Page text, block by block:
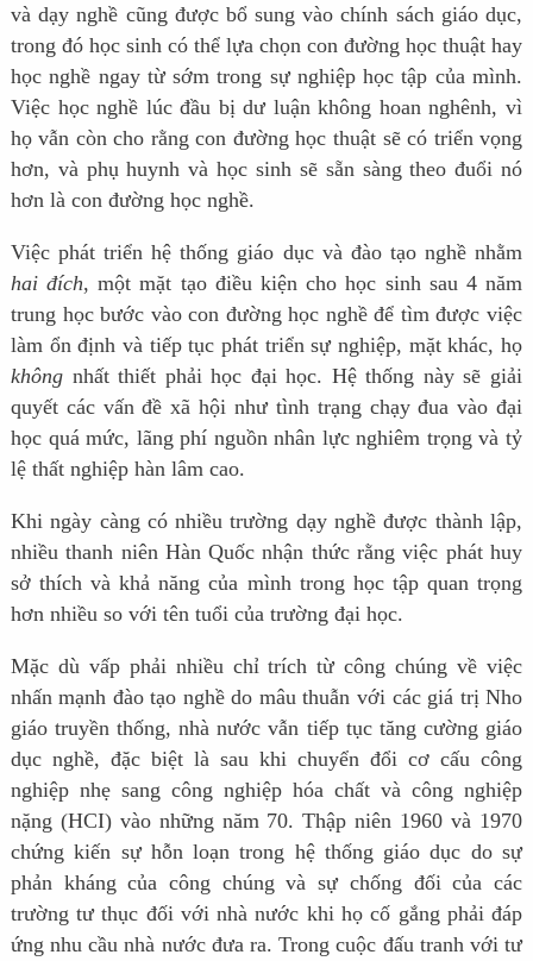
và dạy nghề cũng được bổ sung vào chính sách giáo dục,
trong đó học sinh có thể lựa chọn con đường học thuật hay
học nghề ngay từ sớm trong sự nghiệp học tập của mình.
Việc học nghề lúc đầu bị dư luận không hoan nghênh, vì
họ vẫn còn cho rằng con đường học thuật sẽ có triển vọng
hơn, và phụ huynh và học sinh sẽ sẵn sàng theo đuổi nó
hơn là con đường học nghề.
Việc phát triển hệ thống giáo dục và đào tạo nghề nhằm
hai đích, một mặt tạo điều kiện cho học sinh sau 4 năm
trung học bước vào con đường học nghề để tìm được việc
làm ổn định và tiếp tục phát triển sự nghiệp, mặt khác, họ
khôngnhất thiết phải học đại học. Hệ thống này sẽ giải
quyết các vấn đề xã hội như tình trạng chạy đua vào đại
học quá mức, lãng phí nguồn nhân lực nghiêm trọng và tỷ
lệ thất nghiệp hàn lâm cao.
Khi ngày càng có nhiều trường dạy nghề được thành lập,
nhiều thanh niên Hàn Quốc nhận thức rằng việc phát huy
sở thích và khả năng của mình trong học tập quan trọng
hơn nhiều so với tên tuổi của trường đại học.
Mặc dù vấp phải nhiều chỉ trích từ công chúng về việc
nhấn mạnh đào tạo nghề do mâu thuẫn với các giá trị Nho
giáo truyền thống, nhà nước vẫn tiếp tục tăng cường giáo
dục nghề, đặc biệt là sau khi chuyển đổi cơ cấu công
nghiệp nhẹ sang công nghiệp hóa chất và công nghiệp
nặng (HCI) vào những năm 70. Thập niên 1960 và 1970
chứng kiến sự hỗn loạn trong hệ thống giáo dục do sự
phản kháng của công chúng và sự chống đối của các
trường tư thục đối với nhà nước khi họ cố gắng phải đáp
ứng nhu cầu nhà nước đưa ra. Trong cuộc đấu tranh với tư